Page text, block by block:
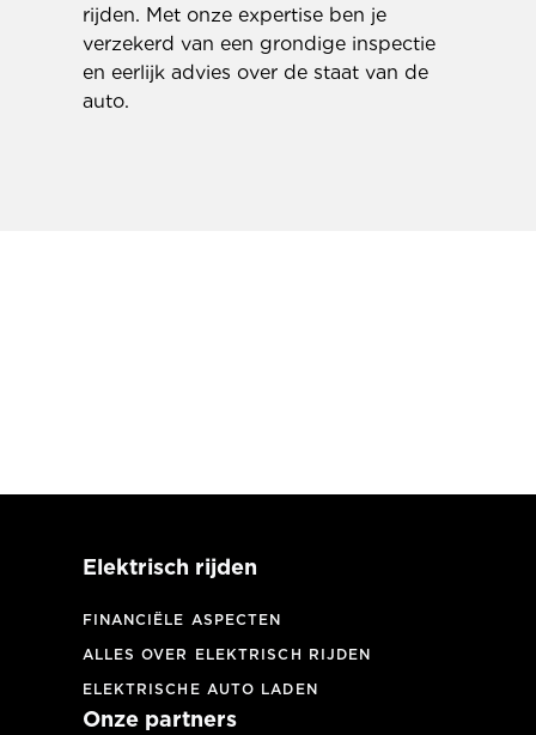
rijden. Met onze expertise ben je
verzekerd van een grondige inspectie
en eerlijk advies over de staat van de
auto.
Elektrisch rijden
FINANCIËLE ASPECTEN
ALLES OVER ELEKTRISCH RIJDEN
ELEKTRISCHE AUTO LADEN
Onze partners